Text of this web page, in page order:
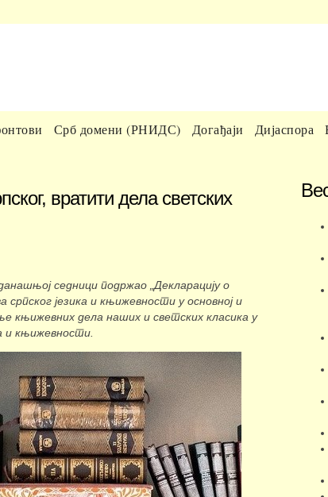
Срб домени (РНИДС) Догађаји Дијаспора
вратити дела светских
седници подржао „Декларацију о
српског језика и књижевности у основној и
књижевних дела наших и светских класика у
и књижевности.